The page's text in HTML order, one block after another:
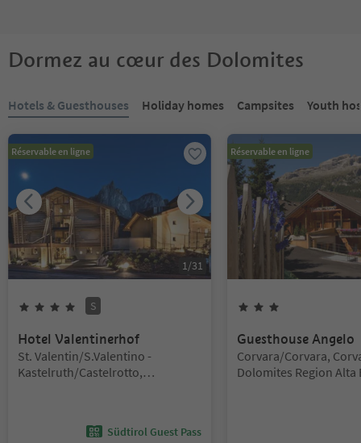
Dormez au cœur des Dolomites
Hotels & Guesthouses Holiday homes Campsites Youth
Réservable en ligne
1 /31
Étoiles
S
Hotel Valentinerhof
Emplacement:
St. Valentin/S.Valentino -
Kastelruth/Castelrotto,
Südtirol Guest Pass
Réservable en ligne
Guesthouse Angelo
Emplacement:
Corvara/Corvara,
Dolomites Region Alta